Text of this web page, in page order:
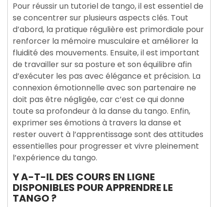
Pour réussir un tutoriel de tango, il est essentiel de
se concentrer sur plusieurs aspects clés. Tout
d’abord, la pratique régulière est primordiale pour
renforcer la mémoire musculaire et améliorer la
fluidité des mouvements. Ensuite, il est important
de travailler sur sa posture et son équilibre afin
d’exécuter les pas avec élégance et précision. La
connexion émotionnelle avec son partenaire ne
doit pas être négligée, car c’est ce qui donne
toute sa profondeur à la danse du tango. Enfin,
exprimer ses émotions à travers la danse et
rester ouvert à l’apprentissage sont des attitudes
essentielles pour progresser et vivre pleinement
l’expérience du tango.
Y A-T-IL DES COURS EN LIGNE
DISPONIBLES POUR APPRENDRE LE
TANGO ?